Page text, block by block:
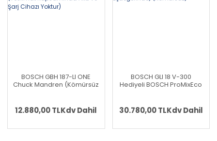
BOSCH GBH 187-LI ONE
Chuck Mandren (Kömürsüz
Kırıcı Delici (Karton Kutu
İçerisinde) (Solo Makina) -
ve Şarj Cihazı Yoktur)
12.880,00 TLKdv Dahil
BOSCH GLI 18 V-300
Hediyeli BOSCH ProMixEco
Motor - 2,4 Joule) + BOSCH
GWS 180-LI (700 W
30.780,00 TLKdv Dahil